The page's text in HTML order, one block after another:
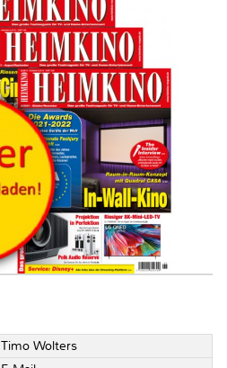
Timo Wolters